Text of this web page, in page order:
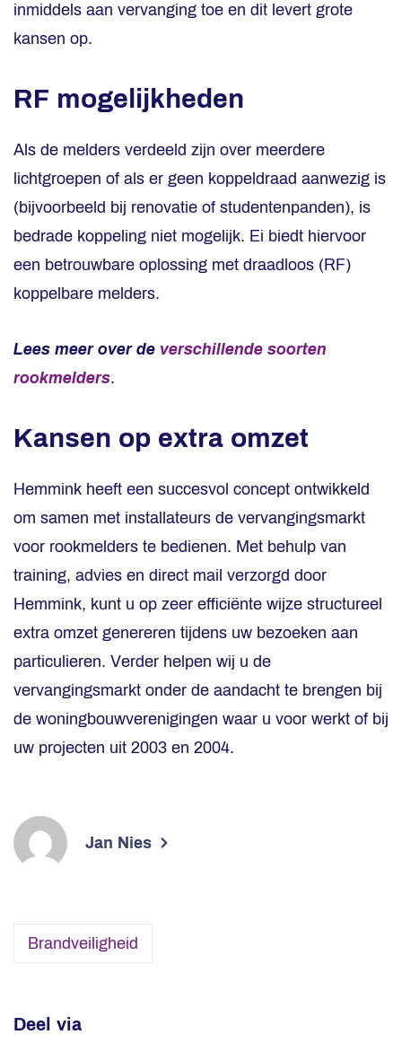
inmiddels aan vervanging toe en dit levert grote
kansen op.
RF mogelijkheden
Als de melders verdeeld zijn over meerdere
lichtgroepen of als er geen koppeldraad aanwezig is
(bijvoorbeeld bij renovatie of studentenpanden), is
bedrade koppeling niet mogelijk. Ei biedt hiervoor
een betrouwbare oplossing met draadloos (RF)
koppelbare melders.
Lees meer over de verschillende soorten
rookmelders.
Kansen op extra omzet
Hemmink heeft een succesvol concept ontwikkeld
om samen met installateurs de vervangingsmarkt
voor rookmelders te bedienen. Met behulp van
training, advies en direct mail verzorgd door
Hemmink, kunt u op zeer efficiënte wijze structureel
extra omzet genereren tijdens uw bezoeken aan
particulieren. Verder helpen wij u de
vervangingsmarkt onder de aandacht te brengen bij
de woningbouwverenigingen waar u voor werkt of bij
uw projecten uit 2003 en 2004.
Jan Nies
Brandveiligheid
Deel via